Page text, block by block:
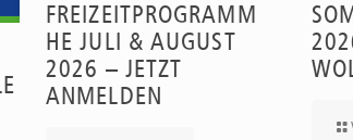
FREIZEITPROGRAMM
HE JULI & AUGUST
2026 – JETZT
ANMELDEN